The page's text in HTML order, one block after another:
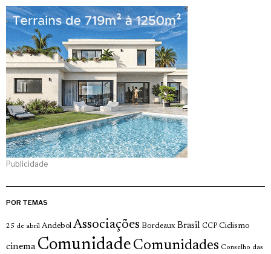
Publicidade
POR TEMAS
25 de abril Andebol Associações Bordeaux Brasil CCP Ciclismo
cinema Comunidade Comunidades Conselho das